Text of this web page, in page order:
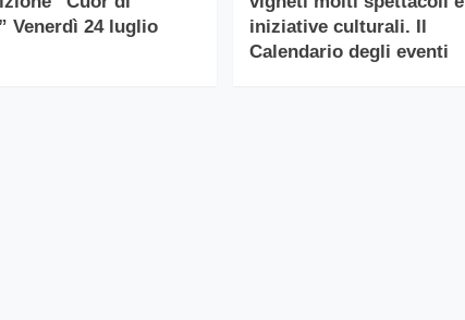
Venerdì 24 luglio
iniziative culturali. Il
Calendario degli eventi